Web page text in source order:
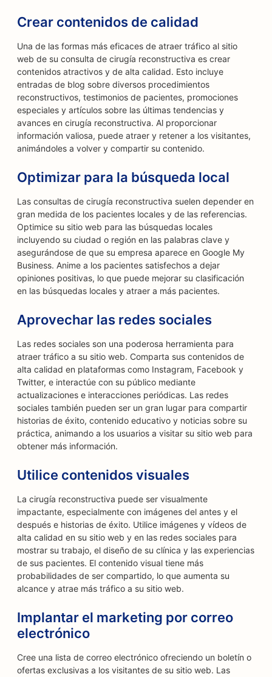
Crear contenidos de calidad
Una de las formas más eficaces de atraer tráfico al sitio
web de su consulta de cirugía reconstructiva es crear
contenidos atractivos y de alta calidad. Esto incluye
entradas de blog sobre diversos procedimientos
reconstructivos, testimonios de pacientes, promociones
especiales y artículos sobre las últimas tendencias y
avances en cirugía reconstructiva. Al proporcionar
información valiosa, puede atraer y retener a los visitantes,
animándoles a volver y compartir su contenido.
Optimizar para la búsqueda local
Las consultas de cirugía reconstructiva suelen depender en
gran medida de los pacientes locales y de las referencias.
Optimice su sitio web para las búsquedas locales
incluyendo su ciudad o región en las palabras clave y
asegurándose de que su empresa aparece en Google My
Business. Anime a los pacientes satisfechos a dejar
opiniones positivas, lo que puede mejorar su clasificación
en las búsquedas locales y atraer a más pacientes.
Aprovechar las redes sociales
Las redes sociales son una poderosa herramienta para
atraer tráfico a su sitio web. Comparta sus contenidos de
alta calidad en plataformas como Instagram, Facebook y
Twitter, e interactúe con su público mediante
actualizaciones e interacciones periódicas. Las redes
sociales también pueden ser un gran lugar para compartir
historias de éxito, contenido educativo y noticias sobre su
práctica, animando a los usuarios a visitar su sitio web para
obtener más información.
Utilice contenidos visuales
La cirugía reconstructiva puede ser visualmente
impactante, especialmente con imágenes del antes y el
después e historias de éxito. Utilice imágenes y vídeos de
alta calidad en su sitio web y en las redes sociales para
mostrar su trabajo, el diseño de su clínica y las experiencias
de sus pacientes. El contenido visual tiene más
probabilidades de ser compartido, lo que aumenta su
alcance y atrae más tráfico a su sitio web.
Implantar el marketing por correo
electrónico
Cree una lista de correo electrónico ofreciendo un boletín o
ofertas exclusivas a los visitantes de su sitio web. Las